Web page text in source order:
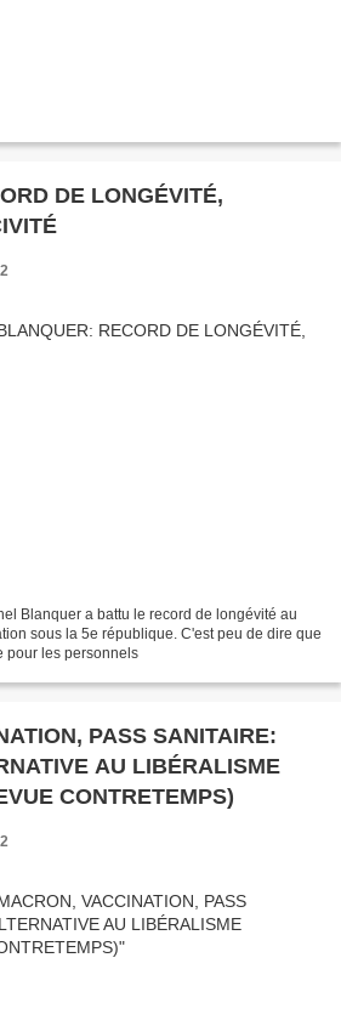
DE LONGÉVITÉ,
Blanquer a battu le record de longévité au
sous la 5e république. C'est peu de dire que
pour les personnels
PASS SANITAIRE:
AU LIBÉRALISME
CONTRETEMPS)